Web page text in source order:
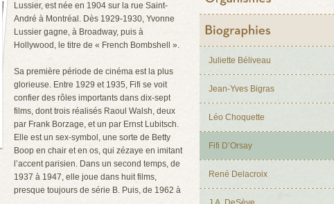
Lussier, est née en 1904 sur la rue Saint-
André à Montréal. Dès 1929-1930, Yvonne
Lussier gagne, à Broadway, puis à
Hollywood, le titre de « French Bombshell ».
Sa première période de cinéma est la plus
glorieuse. Entre 1929 et 1935, Fifi se voit
confier des rôles importants dans dix-sept
films, dont trois réalisés Raoul Walsh, deux
par Frank Borzage, et un par Ernst Lubitsch.
Elle est un sex-symbol, une sorte de Betty
Boop en chair et en os, qui zézaye en imitant
l’accent parisien. Dans un second temps, de
1937 à 1947, elle joue dans huit films,
presque toujours de série B. Puis, de 1962 à
Juliette Béliveau
Jean-Yves Bigras
Léo Choquette
Fifi D’Orsay
René Delacroix